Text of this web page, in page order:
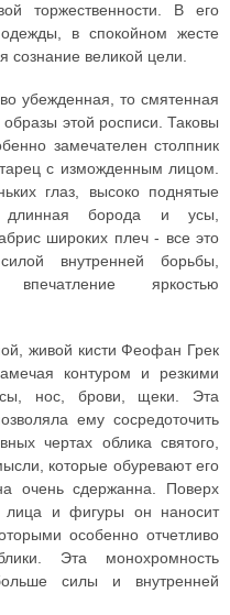
торжественности. В его
в спокойном жесте
сознание великой цели.
убежденная, то смятенная
этой росписи. Таковы
замечателен столпник
с изможденным лицом.
глаз, высоко поднятые
длинная борода и усы,
широких плеч - все это
внутренней борьбы,
яркостью
живой кисти Феофан Грек
контуром и резкими
нос, брови, щеки. Эта
ему сосредоточить
чертах облика святого,
которые обуревают его
очень сдержанна. Поверх
лица и фигуры он наносит
особенно отчетливо
Эта монохромность
силы и внутренней